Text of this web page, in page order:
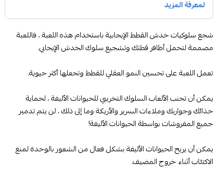
شجع سلوكيات خدش القطط الإيجابية باستخدام هذه اللعبة ، فاللعبة
مصممة لتحمل أظافر قطتك وتشجيع سلوك الخدش الإيجابي.
تعمل اللعبة على تحسين النمو العقلي للقطط وتجعلها أكثر حيوية.
يمكن أن تجنب الألعاب السلوك التخريبي للحيوانات الأليفة ، لحماية
حذائك وجواربك وملاءات السرير والأريكة وما إلى ذلك ، لن يتم تدمير
جميع المفروشات بواسطة الحيوانات الأليفة!
يمكن أن يريح الحيوانات الأليفة بشكل فعال من الشعور بالوحدة لمنع
الاكتئاب أثناء خروج المضيف.